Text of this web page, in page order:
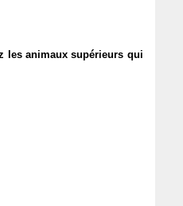
les animaux supérieurs qui